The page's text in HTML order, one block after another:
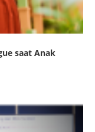
saat Anak